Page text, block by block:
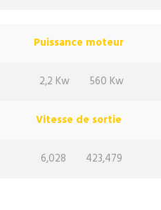
Puissance moteur
2,2 Kw 560 Kw
Vitesse de sortie
6,028 423,479